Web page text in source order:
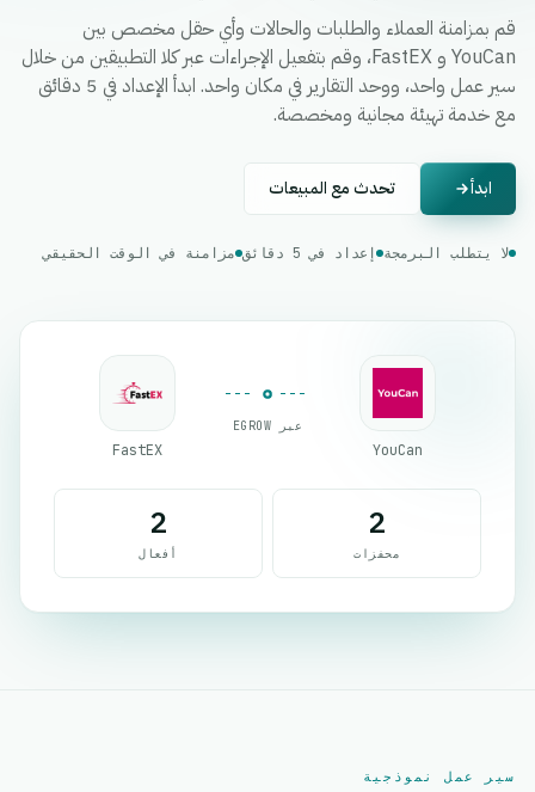
قم بمزامنة العملاء والطلبات والحالات وأي حقل مخصص بين
YouCan و FastEX، وقم بتفعيل الإجراءات عبر كلا التطبيقين من خلال
سير عمل واحد، ووحد التقارير في مكان واحد. ابدأ الإعداد في 5 دقائق
مع خدمة تهيئة مجانية ومخصصة.
ابدأ تحدث مع المبيعات
لا يتطلب البرمجة إعداد في 5 دقائق مزامنة في الوقت الحقيقي
YouCan
عبر EGROW
FastEX
2
محفزات
2
أفعال
سير عمل نموذجية